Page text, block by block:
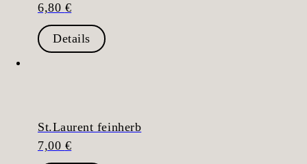
6,80 €
Details
St.Laurent feinherb
7,00 €